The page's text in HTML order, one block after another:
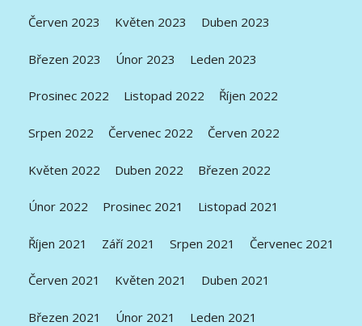
Červen 2023 Květen 2023 Duben 2023
Březen 2023 Únor 2023 Leden 2023
Prosinec 2022 Listopad 2022 Říjen 2022
Srpen 2022 Červenec 2022 Červen 2022
Květen 2022 Duben 2022 Březen 2022
Únor 2022 Prosinec 2021 Listopad 2021
Říjen 2021 Září 2021 Srpen 2021 Červenec 2021
Červen 2021 Květen 2021 Duben 2021
Březen 2021 Únor 2021 Leden 2021